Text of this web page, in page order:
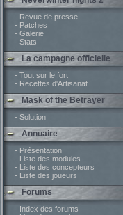
- Revue de presse
- Patches
- Galerie
- Stats
La campagne officielle
- Tout sur le fort
- Recettes d'Artisanat
Mask of the Betrayer
- Solution
Annuaire
- Présentation
- Liste des modules
- Liste des concepteurs
- Liste des joueurs
Forums
- Index des forums